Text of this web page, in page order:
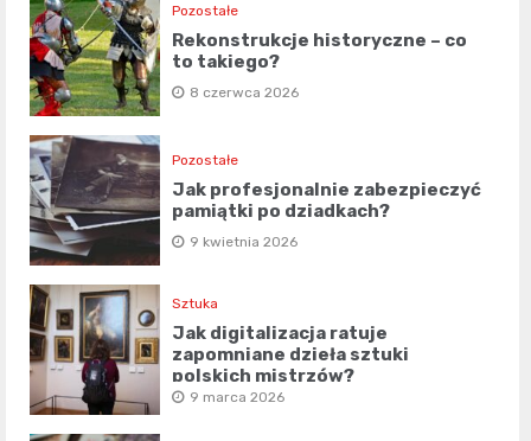
Pozostałe
Rekonstrukcje historyczne – co
to takiego?
8 czerwca 2026
Pozostałe
Jak profesjonalnie zabezpieczyć
pamiątki po dziadkach?
9 kwietnia 2026
Sztuka
Jak digitalizacja ratuje
zapomniane dzieła sztuki
polskich mistrzów?
9 marca 2026